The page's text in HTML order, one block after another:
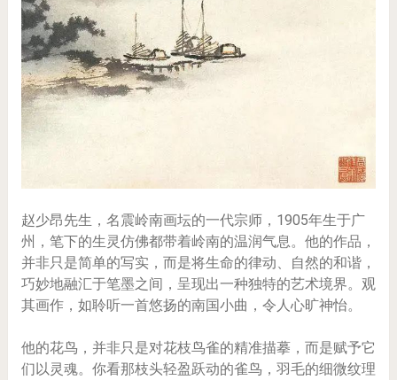
赵少昂先生，名震岭南画坛的一代宗师，1905年生于广
州，笔下的生灵仿佛都带着岭南的温润气息。他的作品，
并非只是简单的写实，而是将生命的律动、自然的和谐，
巧妙地融汇于笔墨之间，呈现出一种独特的艺术境界。观
其画作，如聆听一首悠扬的南国小曲，令人心旷神怡。
他的花鸟，并非只是对花枝鸟雀的精准描摹，而是赋予它
们以灵魂。你看那枝头轻盈跃动的雀鸟，羽毛的细微纹理